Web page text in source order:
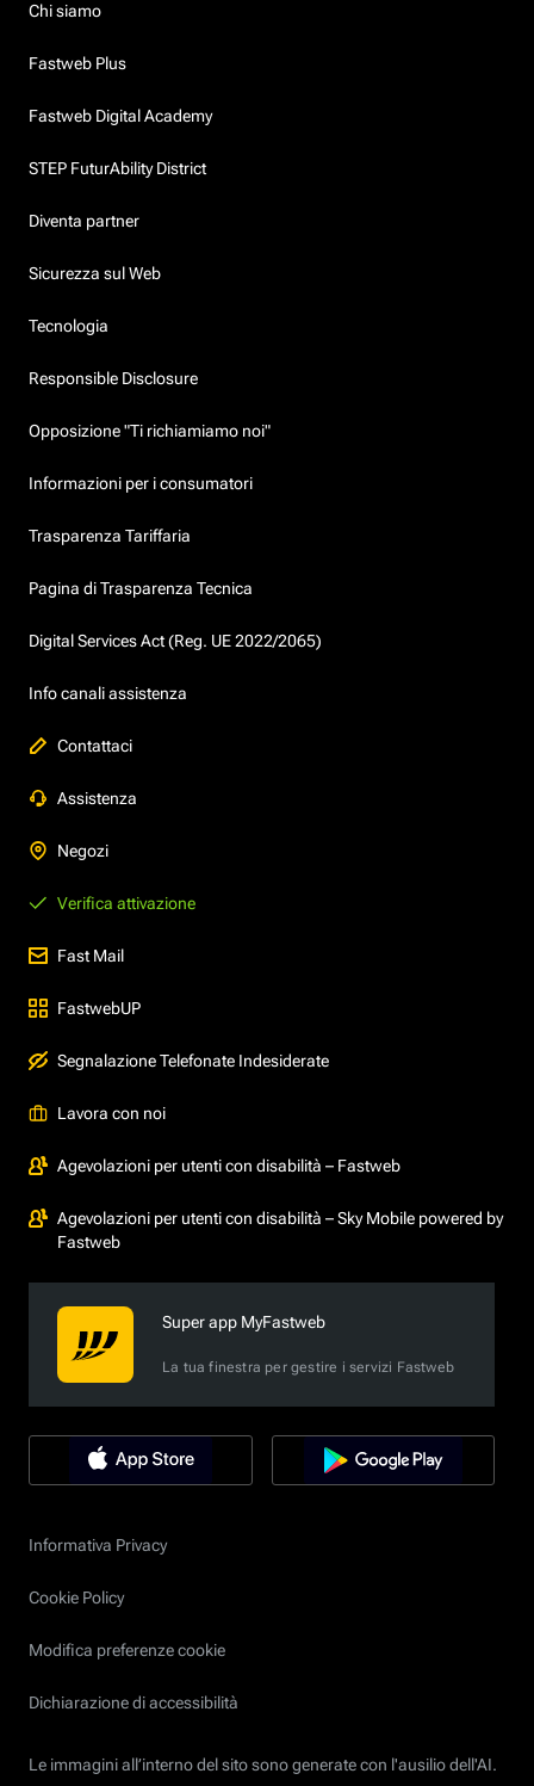
Chi siamo
Fastweb Plus
Fastweb Digital Academy
STEP FuturAbility District
Diventa partner
Sicurezza sul Web
Tecnologia
Responsible Disclosure
Opposizione "Ti richiamiamo noi"
Informazioni per i consumatori
Trasparenza Tariffaria
Pagina di Trasparenza Tecnica
Digital Services Act (Reg. UE 2022/2065)
Info canali assistenza
Contattaci
Assistenza
Negozi
Verifica attivazione
Fast Mail
FastwebUP
Segnalazione Telefonate Indesiderate
Lavora con noi
Agevolazioni per utenti con disabilità – Fastweb
Agevolazioni per utenti con disabilità – Sky Mobile powered by
Fastweb
Super app MyFastweb
La tua finestra per gestire i servizi Fastweb
Informativa Privacy
Cookie Policy
Modifica preferenze cookie
Dichiarazione di accessibilità
Le immagini all’interno del sito sono generate con l'ausilio dell'AI.